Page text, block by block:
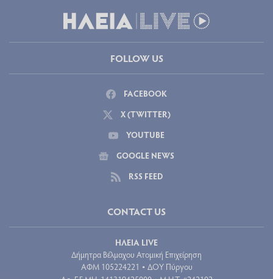
FOLLOW US
FACEBOOK
X (TWITTER)
YOUTUBE
GOOGLE NEWS
RSS FEED
CONTACT US
ΗΛΕΙΑ LIVE
Δήμητρα Βέλμαχου Ατομική Επιχείρηση
ΑΦΜ 105224221 • ΔΟΥ Πύργου